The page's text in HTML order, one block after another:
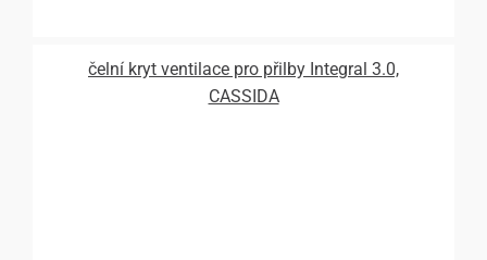
čelní kryt ventilace pro přilby Integral 3.0,
CASSIDA